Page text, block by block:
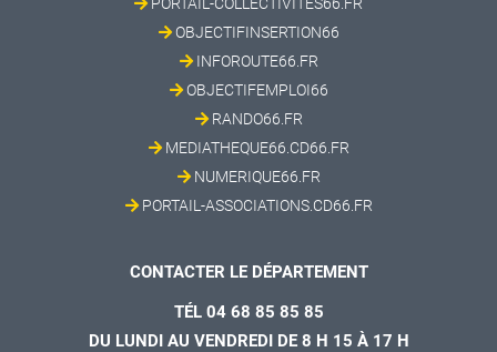
OBJECTIFINSERTION66
INFOROUTE66.FR
OBJECTIFEMPLOI66
RANDO66.FR
MEDIATHEQUE66.CD66.FR
NUMERIQUE66.FR
PORTAIL-ASSOCIATIONS.CD66.FR
CONTACTER LE DÉPARTEMENT
TÉL 04 68 85 85 85
DU LUNDI AU VENDREDI DE 8 H 15 À 17 H